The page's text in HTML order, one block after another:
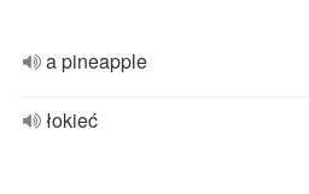
a pineapple
łokieć